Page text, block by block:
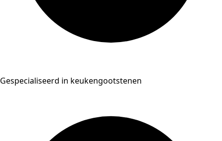
Gespecialiseerd in keukengootstenen